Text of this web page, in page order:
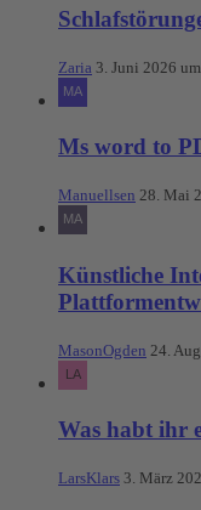
Zaria 3. Juni 2026
Ms word to
Manuellsen 28. Mai
Künstliche
MasonOgden 24.
Was habt ihr
LarsKlars 3. März